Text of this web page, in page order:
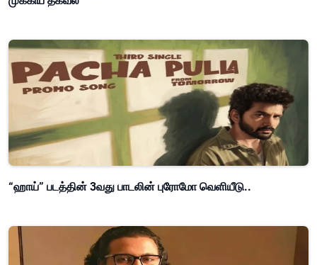
“ஹாய்” படத்தின் 3வது பாடலின் புரோமோ வெளியீடு..